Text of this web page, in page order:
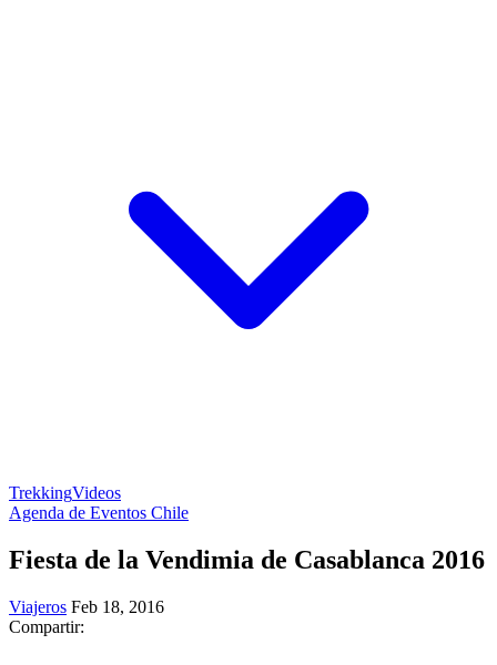
TrekkingVideos
Agenda de Eventos Chile
Fiesta de la Vendimia de Casablanca 2016
Viajeros Feb 18, 2016
Compartir: